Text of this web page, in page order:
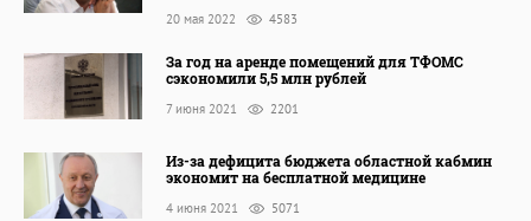
20 мая 2022 4583
За год на аренде помещений для ТФОМС
сэкономили 5,5 млн рублей
7 июня 2021 2201
Из-за дефицита бюджета областной кабмин
экономит на бесплатной медицине
4 июня 2021 5071